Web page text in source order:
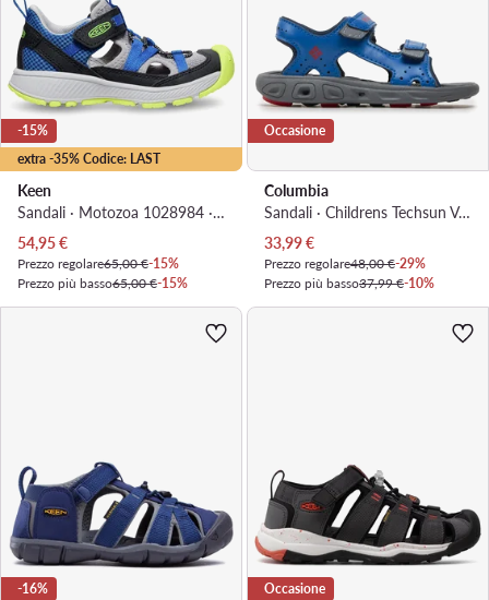
extra -35% Codice: LAST
-15%
Keen
Sandali · Motozoa 1028984 · Multicolore
Prezzo attuale
54,95€
Prezzo regolare65,00 €-15%
Prezzo più basso65,00 €-15%
Occasione
Columbia
Sandali · Childrens Techsun Vent BC4566 · Blu
Prezzo attuale
33,99€
Prezzo regolare48,00 €-29%
Prezzo più basso37,99 €-10%
-16% Occasione